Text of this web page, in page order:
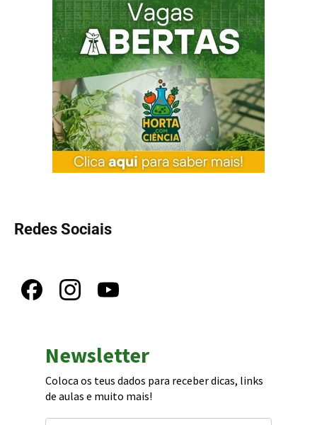
Redes Sociais
Newsletter
Coloca os teus dados para receber dicas, links
de aulas e muito mais!